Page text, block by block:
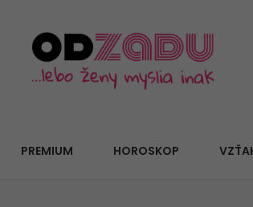
PREMIUM HOROSKOP